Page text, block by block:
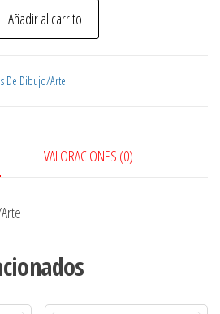
Añadir al carrito
De Dibujo/Arte
VALORACIONES (0)